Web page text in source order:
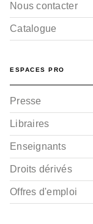
Nous contacter
Catalogue
ESPACES PRO
Presse
Libraires
Enseignants
Droits dérivés
Offres d'emploi